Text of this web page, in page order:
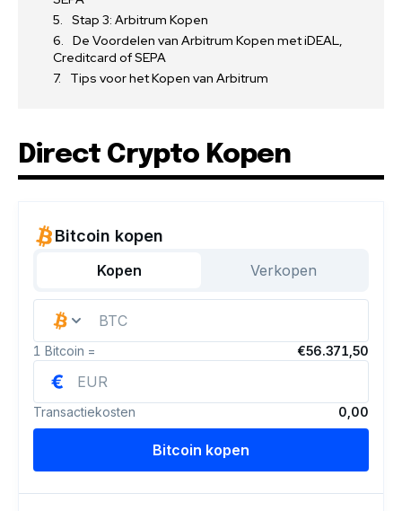
Stap 3: Arbitrum Kopen
De Voordelen van Arbitrum Kopen met iDEAL,
Creditcard of SEPA
Tips voor het Kopen van Arbitrum
Direct Crypto Kopen